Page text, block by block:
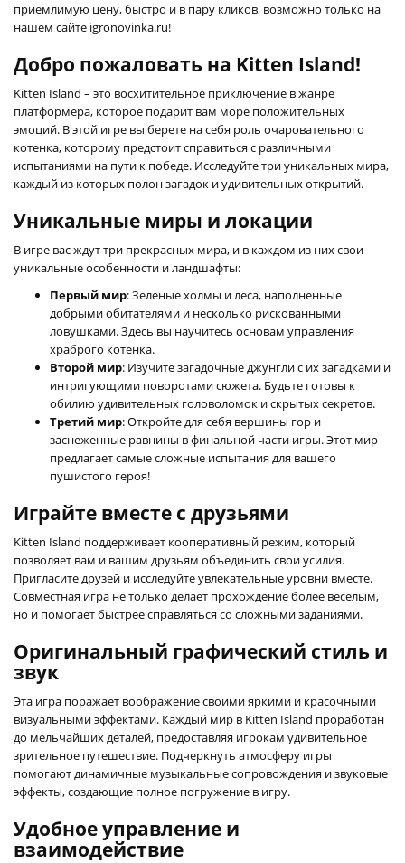
приемлимую цену, быстро и в пару кликов, возможно только на
нашем сайте igronovinka.ru!
Добро пожаловать на Kitten Island!
Kitten Island – это восхитительное приключение в жанре
платформера, которое подарит вам море положительных
эмоций. В этой игре вы берете на себя роль очаровательного
котенка, которому предстоит справиться с различными
испытаниями на пути к победе. Исследуйте три уникальных мира,
каждый из которых полон загадок и удивительных открытий.
Уникальные миры и локации
В игре вас ждут три прекрасных мира, и в каждом из них свои
уникальные особенности и ландшафты:
Первый мир: Зеленые холмы и леса, наполненные
добрыми обитателями и несколько рискованными
ловушками. Здесь вы научитесь основам управления
храброго котенка.
Второй мир: Изучите загадочные джунгли с их загадками и
интригующими поворотами сюжета. Будьте готовы к
обилию удивительных головоломок и скрытых секретов.
Третий мир: Откройте для себя вершины гор и
заснеженные равнины в финальной части игры. Этот мир
предлагает самые сложные испытания для вашего
пушистого героя!
Играйте вместе с друзьями
Kitten Island поддерживает кооперативный режим, который
позволяет вам и вашим друзьям объединить свои усилия.
Пригласите друзей и исследуйте увлекательные уровни вместе.
Совместная игра не только делает прохождение более веселым,
но и помогает быстрее справляться со сложными заданиями.
Оригинальный графический стиль и
звук
Эта игра поражает воображение своими яркими и красочными
визуальными эффектами. Каждый мир в Kitten Island проработан
до мельчайших деталей, предоставляя игрокам удивительное
зрительное путешествие. Подчеркнуть атмосферу игры
помогают динамичные музыкальные сопровождения и звуковые
эффекты, создающие полное погружение в игру.
Удобное управление и
взаимодействие